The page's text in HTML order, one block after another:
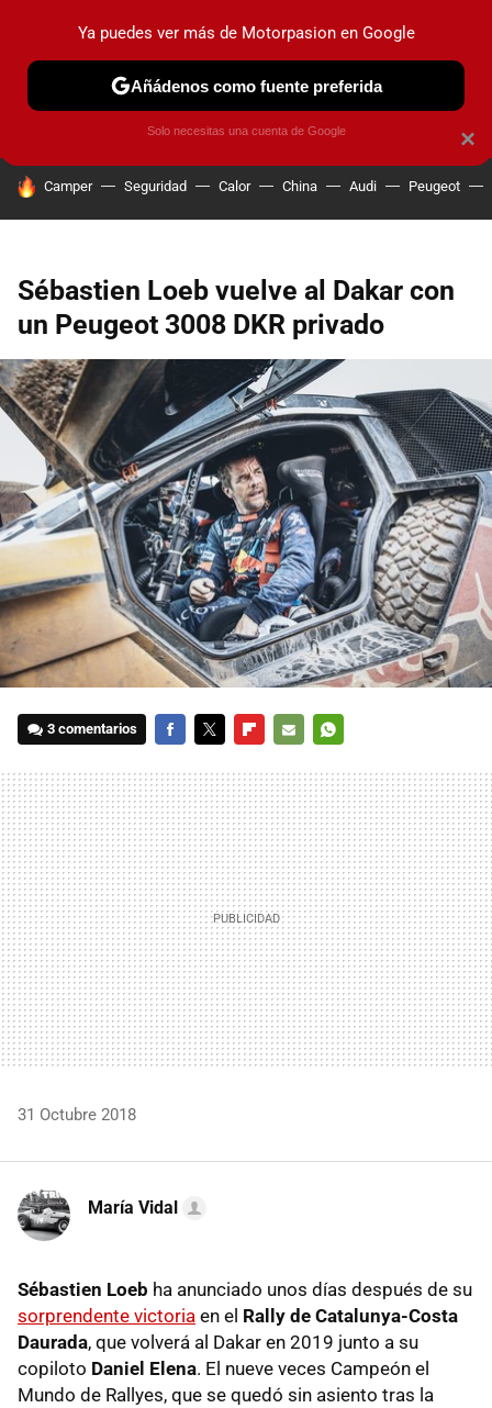
PRUEBAS COCHES ELÉCTRICOS OBSERVATORIO
HOY SE HABLA DE
Camper Seguridad Calor China Audi Peugeot
Sébastien Loeb vuelve al Dakar con
un Peugeot 3008 DKR privado
3 comentarios
MAIL
31 Octubre 2018
María Vidal
Sébastien Loeb ha anunciado unos días después de su
sorprendente victoria en el Rally de Catalunya-Costa
Daurada, que volverá al Dakar en 2019 junto a su
copiloto Daniel Elena. El nueve veces Campeón el
Mundo de Rallyes, que se quedó sin asiento tras la
×
Ya puedes ver más de Motorpasion en Google
Añádenos como fuente preferida
Solo necesitas una cuenta de Google